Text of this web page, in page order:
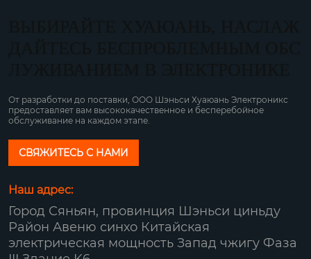
От разработки до поставки, ООО Шэньси Хуаюань Электроникс
предоставляет вам высококачественное и бесперебойное
обслуживание на каждом этапе.
СВЯЖИТЕСЬ С НАМИ
Наш адрес:
Город Сяньян, провинция Шэньси циньду
Район Авеню синхо Китайская
электрическая мощность Запад чжигу Фаза